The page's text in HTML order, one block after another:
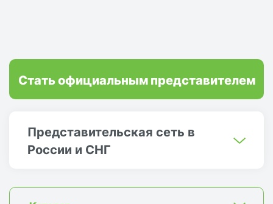
Представительская сеть в
России и СНГ
Стать официальным представителем